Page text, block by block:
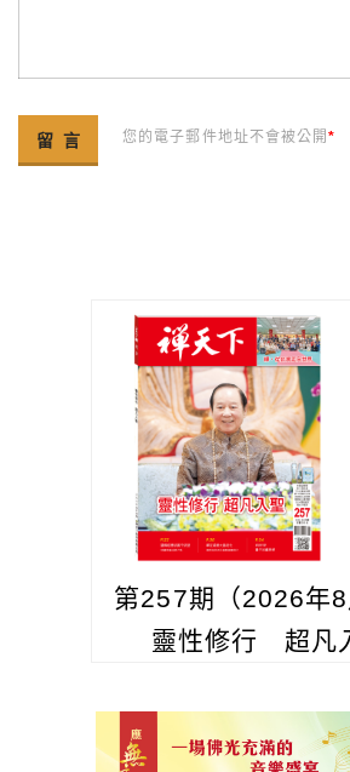
您的電子郵件地址不會被公開*
第257期（2026年8
靈性修行 超凡